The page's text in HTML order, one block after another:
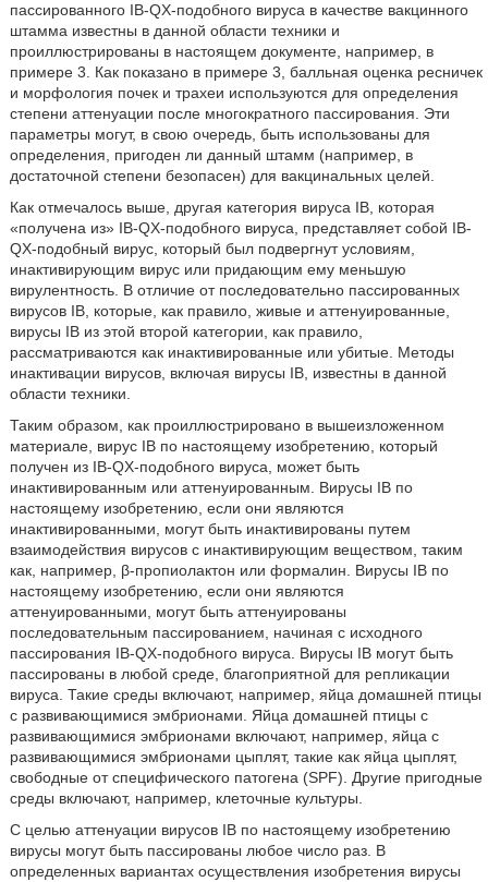
пассированного IB-QX-подобного вируса в качестве вакцинного
штамма известны в данной области техники и
проиллюстрированы в настоящем документе, например, в
примере 3. Как показано в примере 3, балльная оценка ресничек
и морфология почек и трахеи используются для определения
степени аттенуации после многократного пассирования. Эти
параметры могут, в свою очередь, быть использованы для
определения, пригоден ли данный штамм (например, в
достаточной степени безопасен) для вакцинальных целей.
Как отмечалось выше, другая категория вируса IB, которая
«получена из» IB-QX-подобного вируса, представляет собой IB-
QX-подобный вирус, который был подвергнут условиям,
инактивирующим вирус или придающим ему меньшую
вирулентность. В отличие от последовательно пассированных
вирусов IB, которые, как правило, живые и аттенуированные,
вирусы IB из этой второй категории, как правило,
рассматриваются как инактивированные или убитые. Методы
инактивации вирусов, включая вирусы IB, известны в данной
области техники.
Таким образом, как проиллюстрировано в вышеизложенном
материале, вирус IB по настоящему изобретению, который
получен из IB-QX-подобного вируса, может быть
инактивированным или аттенуированным. Вирусы IB по
настоящему изобретению, если они являются
инактивированными, могут быть инактивированы путем
взаимодействия вирусов с инактивирующим веществом, таким
как, например, β-пропиолактон или формалин. Вирусы IB по
настоящему изобретению, если они являются
аттенуированными, могут быть аттенуированы
последовательным пассированием, начиная с исходного
пассирования IB-QX-подобного вируса. Вирусы IB могут быть
пассированы в любой среде, благоприятной для репликации
вируса. Такие среды включают, например, яйца домашней птицы
с развивающимися эмбрионами. Яйца домашней птицы с
развивающимися эмбрионами включают, например, яйца с
развивающимися эмбрионами цыплят, такие как яйца цыплят,
свободные от специфического патогена (SPF). Другие пригодные
среды включают, например, клеточные культуры.
С целью аттенуации вирусов IB по настоящему изобретению
вирусы могут быть пассированы любое число раз. В
определенных вариантах осуществления изобретения вирусы